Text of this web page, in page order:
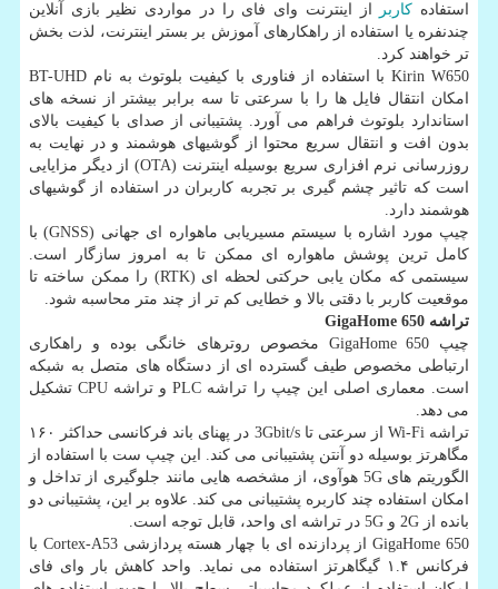
استفاده كاربر
از اینترنت وای فای را در مواردی نظیر بازی آنلاین
چندنفره یا استفاده از راهكارهای آموزش بر بستر اینترنت، لذت بخش
تر خواهند كرد.
Kirin W650 با استفاده از فناوری با كیفیت بلوتوث به نام BT-UHD
امكان انتقال فایل ها را با سرعتی تا سه برابر بیشتر از نسخه های
استاندارد بلوتوث فراهم می آورد. پشتیبانی از صدای با كیفیت بالای
بدون افت و انتقال سریع محتوا از گوشیهای هوشمند و در نهایت به
روزرسانی نرم افزاری سریع بوسیله اینترنت (OTA) از دیگر مزایایی
است كه تاثیر چشم گیری بر تجربه كاربران در استفاده از گوشیهای
هوشمند دارد.
چیپ مورد اشاره با سیستم مسیریابی ماهواره ای جهانی (GNSS) با
كامل ترین پوشش ماهواره ای ممكن تا به امروز سازگار است.
سیستمی كه مكان یابی حركتی لحظه ای (RTK) را ممكن ساخته تا
موقعیت كاربر با دقتی بالا و خطایی كم تر از چند متر محاسبه شود.
تراشه GigaHome 650
چیپ GigaHome 650 مخصوص روترهای خانگی بوده و راهكاری
ارتباطی مخصوص طیف گسترده ای از دستگاه های متصل به شبكه
است. معماری اصلی این چیپ را تراشه PLC و تراشه CPU تشكیل
می دهد.
تراشه Wi-Fi از سرعتی تا 3Gbit/s در پهنای باند فركانسی حداكثر ۱۶۰
مگاهرتز بوسیله دو آنتن پشتیبانی می كند. این چیپ ست با استفاده از
الگوریتم های 5G هوآوی، از مشخصه هایی مانند جلوگیری از تداخل و
امكان استفاده چند كاربره پشتیبانی می كند. علاوه بر این، پشتیبانی دو
بانده از 2G و 5G در تراشه ای واحد، قابل توجه است.
GigaHome 650 از پردازنده ای با چهار هسته پردازشی Cortex-A53 با
فركانس ۱.۴ گیگاهرتز استفاده می نماید. واحد كاهش بار وای فای